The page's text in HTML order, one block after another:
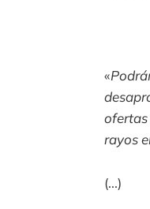
«
ofertas
rayos
(...)